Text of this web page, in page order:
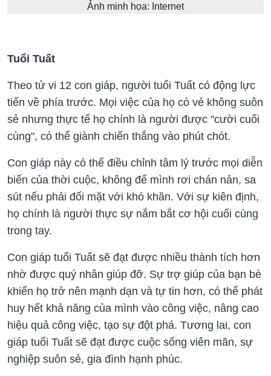
Ảnh minh họa: Internet
Tuổi Tuất
Theo tử vi 12 con giáp, người tuổi Tuất có động lực
tiến về phía trước. Mọi việc của họ có vẻ không suôn
sẻ nhưng thực tế họ chính là người được "cười cuối
cùng", có thể giành chiến thắng vào phút chót.
Con giáp này có thể điều chỉnh tâm lý trước mọi diễn
biến của thời cuộc, không để mình rơi chán nản, sa
sút nếu phải đối mặt với khó khăn. Với sự kiên định,
họ chính là người thực sự nắm bắt cơ hội cuối cùng
trong tay.
Con giáp tuổi Tuất sẽ đạt được nhiều thành tích hơn
nhờ được quý nhân giúp đỡ. Sự trợ giúp của bạn bè
khiến họ trở nên mạnh dạn và tự tin hơn, có thể phát
huy hết khả năng của mình vào công việc, nâng cao
hiệu quả công việc, tạo sự đột phá. Tương lai, con
giáp tuổi Tuất sẽ đạt được cuộc sống viên mãn, sự
nghiệp suôn sẻ, gia đình hạnh phúc.